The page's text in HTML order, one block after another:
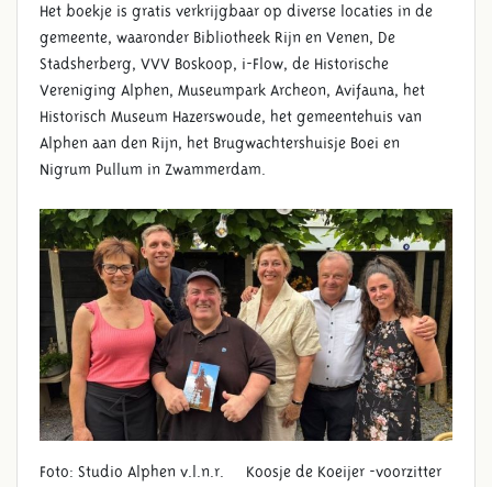
Het boekje is gratis verkrijgbaar op diverse locaties in de
gemeente, waaronder Bibliotheek Rijn en Venen, De
Stadsherberg, VVV Boskoop, i-Flow, de Historische
Vereniging Alphen, Museumpark Archeon, Avifauna, het
Historisch Museum Hazerswoude, het gemeentehuis van
Alphen aan den Rijn, het Brugwachtershuisje Boei en
Nigrum Pullum in Zwammerdam.
Foto: Studio Alphen v.l.n.r. Koosje de Koeijer -voorzitter